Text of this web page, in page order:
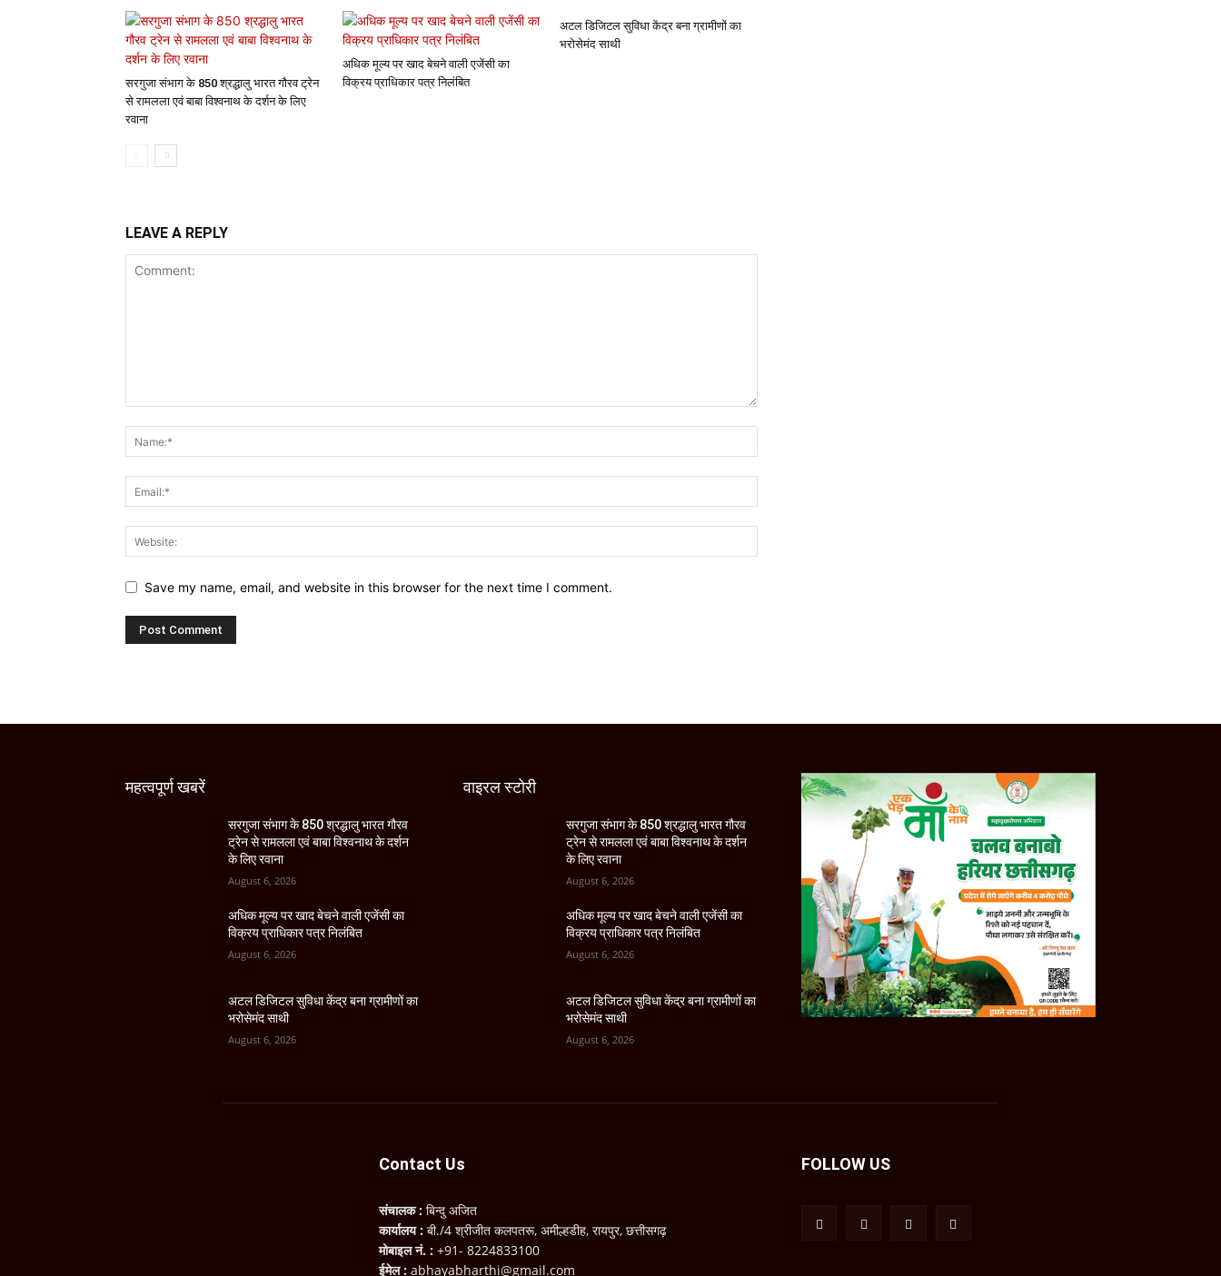
सरगुजा संभाग के 850 श्रद्धालु भारत गौरव ट्रेन
से रामलला एवं बाबा विश्वनाथ के दर्शन के लिए
रवाना
अधिक मूल्य पर खाद बेचने वाली एजेंसी का
विक्रय प्राधिकार पत्र निलंबित
अटल डिजिटल सुविधा केंद्र बना ग्रामीणों का
भरोसेमंद साथी
LEAVE A REPLY
Save my name, email, and website in this browser for the next time I comment.
महत्वपूर्ण खबरें
सरगुजा संभाग के 850 श्रद्धालु भारत गौरव
ट्रेन से रामलला एवं बाबा विश्वनाथ के दर्शन
के लिए रवाना
August 6, 2026
अधिक मूल्य पर खाद बेचने वाली एजेंसी का
विक्रय प्राधिकार पत्र निलंबित
August 6, 2026
अटल डिजिटल सुविधा केंद्र बना ग्रामीणों का
भरोसेमंद साथी
August 6, 2026
वाइरल स्टोरी
सरगुजा संभाग के 850 श्रद्धालु भारत गौरव
ट्रेन से रामलला एवं बाबा विश्वनाथ के दर्शन
के लिए रवाना
August 6, 2026
अधिक मूल्य पर खाद बेचने वाली एजेंसी का
विक्रय प्राधिकार पत्र निलंबित
August 6, 2026
अटल डिजिटल सुविधा केंद्र बना ग्रामीणों का
भरोसेमंद साथी
August 6, 2026
Contact Us
संचालक : बिन्दु अजित
कार्यालय : बी./4 श्रीजीत कलपतरू, अमील्हडीह, रायपुर, छत्तीसगढ़
मोबाइल नं. : +91- 8224833100
ईमेल : abhayabharthi@gmail.com
FOLLOW US